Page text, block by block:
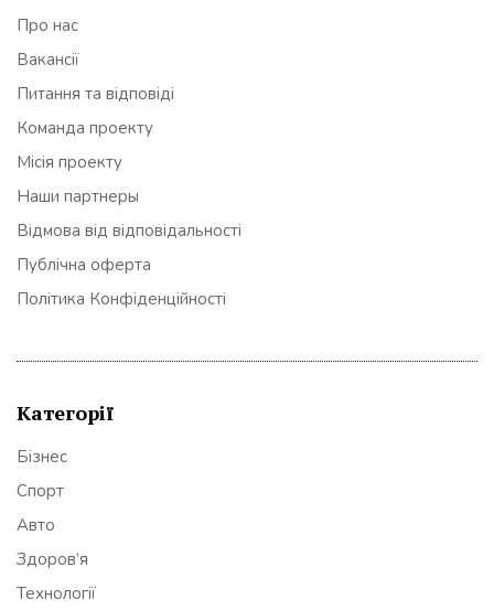
Про нас
Вакансії
Питання та відповіді
Команда проекту
Місія проекту
Наши партнеры
Відмова від відповідальності
Публічна оферта
Політика Конфіденційності
Категорії
Бізнес
Спорт
Авто
Здоров’я
Технології